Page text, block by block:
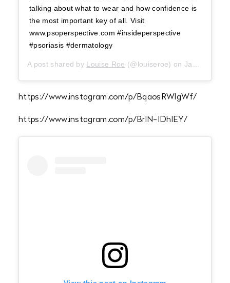
talking about what to wear and how confidence is
the most important key of all. Visit
www.psoperspective.com #insideperspective
#psoriasis #dermatology⠀
A post shared by Louise Roe (@louiseroe) onJan 9, 2019 at 8:27am PST
https://www.instagram.com/p/BqaosRWlgWf/
https://www.instagram.com/p/BrlN-IDhlEY/